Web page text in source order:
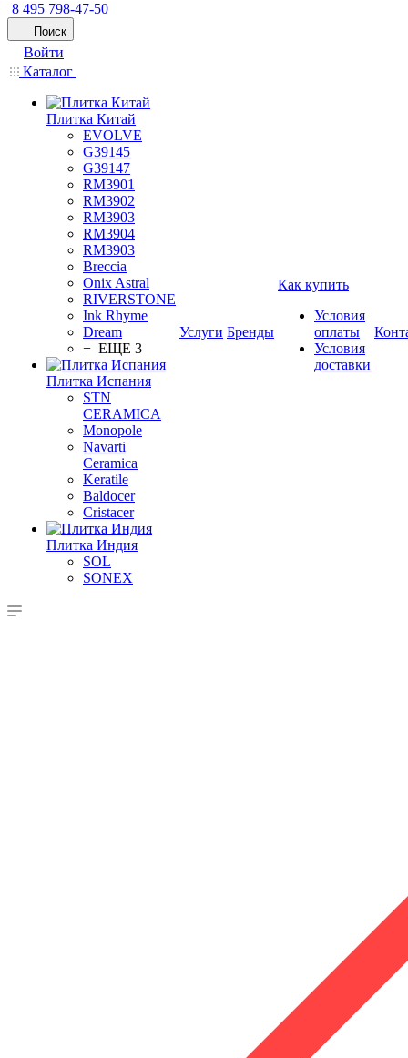
8 495 798-47-50
Поиск
Войти
Каталог
Плитка Китай
EVOLVE
G39145
G39147
RM3901
RM3902
RM3903
RM3904
RM3903
Breccia
Onix Astral
RIVERSTONE
Ink Rhyme
Dream
+ ЕЩЕ 3
Плитка Испания
STN
CERAMICA
Monopole
Navarti
Ceramica
Keratile
Baldocer
Cristacer
Плитка Индия
SOL
SONEX
Услуги Бренды
Как купить
Условия
оплаты
Условия
доставки